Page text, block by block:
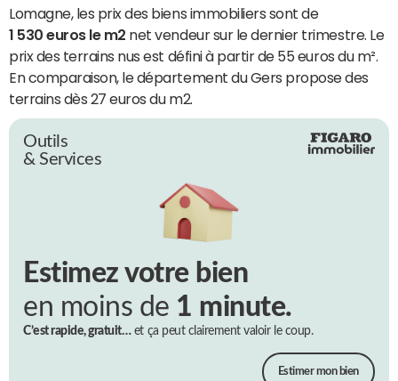
Lomagne, les prix des biens immobiliers sont de
1 530 euros le m2 net vendeur sur le dernier trimestre. Le
prix des terrains nus est défini à partir de 55 euros du m².
En comparaison, le département du Gers propose des
terrains dès 27 euros du m2.
Outils
& Services
Estimez votre bien
en moins de 1 minute.
C’est rapide, gratuit…et ça peut clairement valoir le coup.
Estimer mon bien